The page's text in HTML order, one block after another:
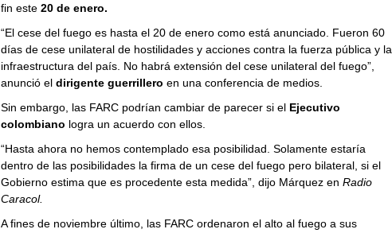
fin este 20 de enero.
“El cese del fuego es hasta el 20 de enero como está anunciado. Fueron 60
días de cese unilateral de hostilidades y acciones contra la fuerza pública y la
infraestructura del país. No habrá extensión del cese unilateral del fuego”,
anunció el dirigente guerrillero en una conferencia de medios.
Sin embargo, las FARC podrían cambiar de parecer si el Ejecutivo
colombiano logra un acuerdo con ellos.
“Hasta ahora no hemos contemplado esa posibilidad. Solamente estaría
dentro de las posibilidades la firma de un cese del fuego pero bilateral, si el
Gobierno estima que es procedente esta medida”, dijo Márquez en Radio
Caracol.
A fines de noviembre último, las FARC ordenaron el alto al fuego a sus